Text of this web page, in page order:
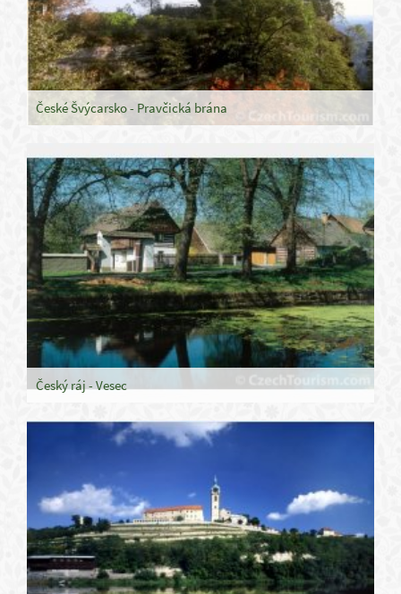
České Švýcarsko - Pravčická brána
Český ráj - Vesec